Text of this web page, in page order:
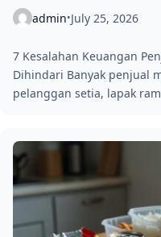
admin•July 25, 2026
7 Kesalahan Keuangan
Dihindari Banyak penjual
pelanggan setia, lapak